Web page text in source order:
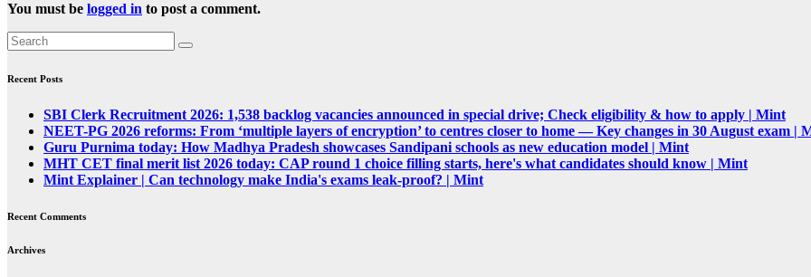
You must be logged in to post a comment.
Recent Posts
SBI Clerk Recruitment 2026: 1,538 backlog vacancies announced in special drive; Check eligibility & how to apply | Mint
NEET-PG 2026 reforms: From ‘multiple layers of encryption’ to centres closer to home — Key changes in 30 August exam |
Guru Purnima today: How Madhya Pradesh showcases Sandipani schools as new education model | Mint
MHT CET final merit list 2026 today: CAP round 1 choice filling starts, here's what candidates should know | Mint
Mint Explainer | Can technology make India's exams leak-proof? | Mint
Recent Comments
Archives